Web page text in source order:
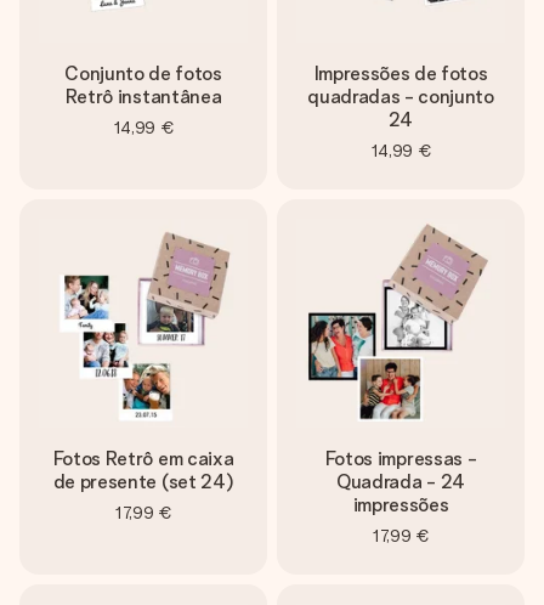
dela, uma foto ou uma mensagem que realmente toca o
Conjunto de fotos
Retrô instantânea
14,99 €
Impressões de fotos
quadradas - conjunto
24
14,99 €
Fotos Retrô em caixa
de presente (set 24)
17,99 €
Fotos impressas -
Quadrada - 24
impressões
17,99 €